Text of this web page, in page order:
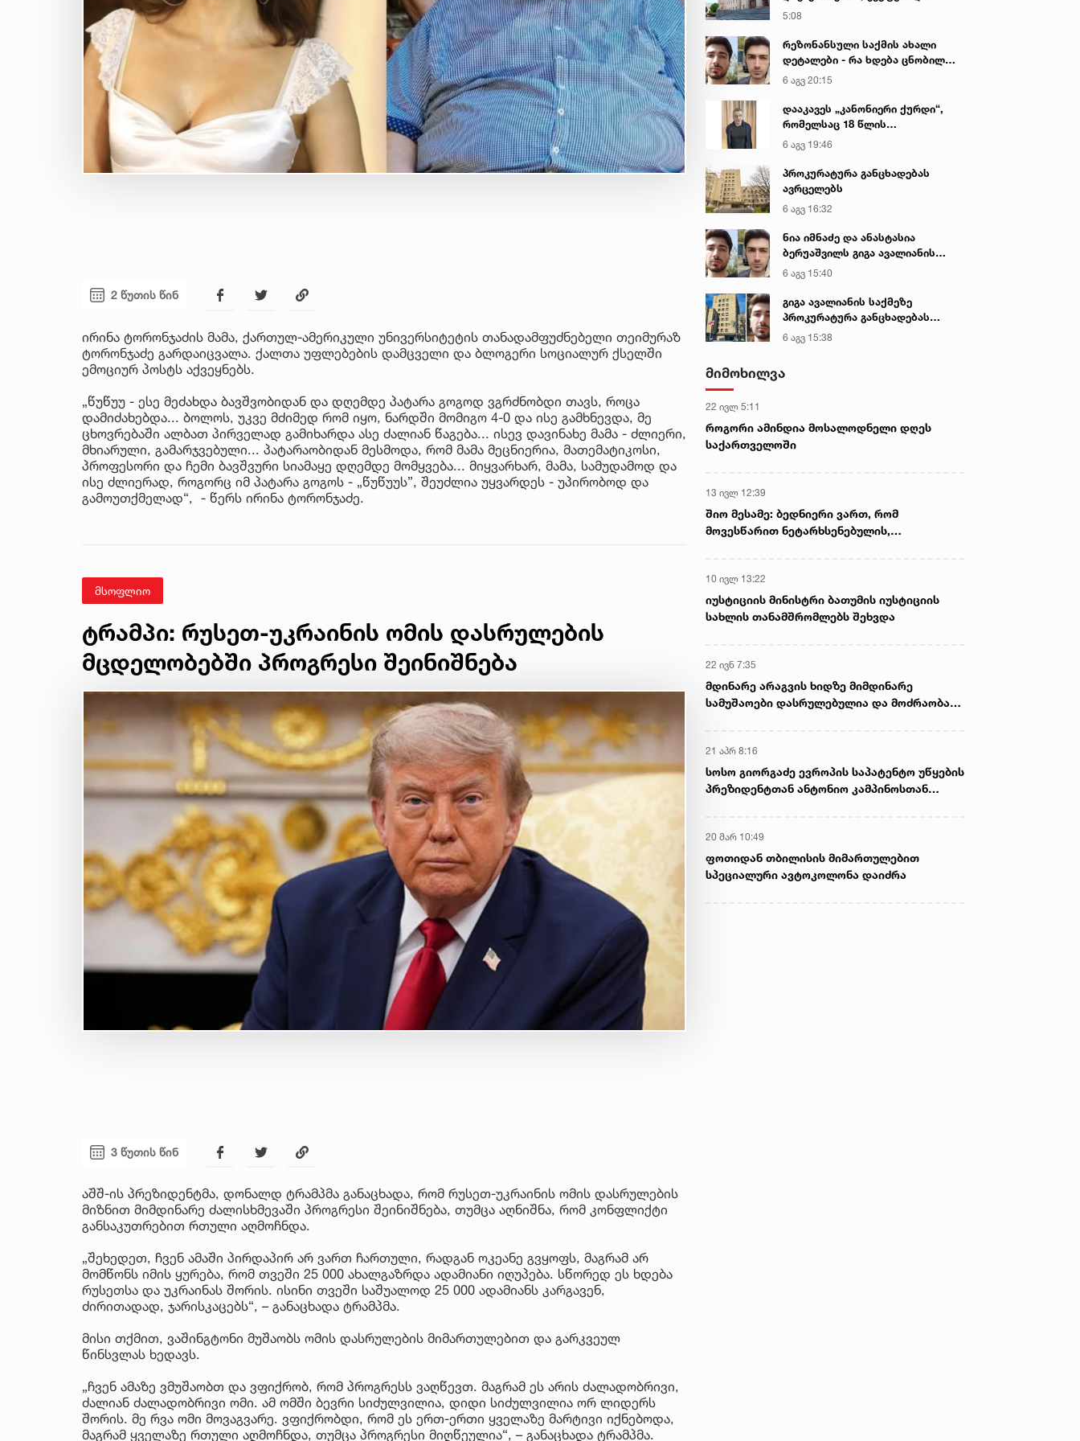
2 წუთის წინ
ირინა ტორონჯაძის მამა, ქართულ-ამერიკული უნივერსიტეტის თანადამფუძნებელი თეიმურაზ
ტორონჯაძე გარდაიცვალა. ქალთა უფლებების დამცველი და ბლოგერი სოციალურ ქსელში
ემოციურ პოსტს აქვეყნებს.
„წუწუუ - ესე მეძახდა ბავშვობიდან და დღემდე პატარა გოგოდ ვგრძნობდი თავს, როცა
დამიძახებდა... ბოლოს, უკვე მძიმედ რომ იყო, ნარდში მომიგო 4-0 და ისე გამხნევდა, მე
ცხოვრებაში ალბათ პირველად გამიხარდა ასე ძალიან წაგება... ისევ დავინახე მამა - ძლიერი,
მხიარული, გამარჯვებული... პატარაობიდან მესმოდა, რომ მამა მეცნიერია, მათემატიკოსი,
პროფესორი და ჩემი ბავშვური სიამაყე დღემდე მომყვება... მიყვარხარ, მამა, სამუდამოდ და
ისე ძლიერად, როგორც იმ პატარა გოგოს - „წუწუუს”, შეუძლია უყვარდეს - უპირობოდ და
გამოუთქმელად“, - წერს ირინა ტორონჯაძე.
მსოფლიო
ტრამპი: რუსეთ-უკრაინის ომის დასრულების
მცდელობებში პროგრესი შეინიშნება
3 წუთის წინ
აშშ-ის პრეზიდენტმა, დონალდ ტრამპმა განაცხადა, რომ რუსეთ-უკრაინის ომის დასრულების
მიზნით მიმდინარე ძალისხმევაში პროგრესი შეინიშნება, თუმცა აღნიშნა, რომ კონფლიქტი
განსაკუთრებით რთული აღმოჩნდა.
„შეხედეთ, ჩვენ ამაში პირდაპირ არ ვართ ჩართული, რადგან ოკეანე გვყოფს, მაგრამ არ
მომწონს იმის ყურება, რომ თვეში 25 000 ახალგაზრდა ადამიანი იღუპება. სწორედ ეს ხდება
რუსეთსა და უკრაინას შორის. ისინი თვეში საშუალოდ 25 000 ადამიანს კარგავენ,
ძირითადად, ჯარისკაცებს“, – განაცხადა ტრამპმა.
მისი თქმით, ვაშინგტონი მუშაობს ომის დასრულების მიმართულებით და გარკვეულ
წინსვლას ხედავს.
„ჩვენ ამაზე ვმუშაობთ და ვფიქრობ, რომ პროგრესს ვაღწევთ. მაგრამ ეს არის ძალადობრივი,
ძალიან ძალადობრივი ომი. ამ ომში ბევრი სიძულვილია, დიდი სიძულვილია ორ ლიდერს
შორის. მე რვა ომი მოვაგვარე. ვფიქრობდი, რომ ეს ერთ-ერთი ყველაზე მარტივი იქნებოდა,
მაგრამ ყველაზე რთული აღმოჩნდა, თუმცა პროგრესი მიღწეულია“, – განაცხადა ტრამპმა.
ჯანმრთელობის განზრახ მძიმე
ნია იმნაძისა და განსაკუთრებით
მძიმე დანაშაულის
ანასტასია ბერუაშვილის
სასამართლო პროცესი,
სავარაუდოდ, დღეს გაიმართება
5:08
რეზონანსული საქმის ახალი
დეტალები - რა ხდება ცნობილი
გიგა ავალიანის მკვლელობაზე
6 აგვ 20:15
დააკავეს „კანონიერი ქურდი“,
რომელსაც 18 წლის
განმავლობაში ეძებდნენ
6 აგვ 19:46
პროკურატურა განცხადებას
ავრცელებს
6 აგვ 16:32
ნია იმნაძე და ანასტასია
ბერუაშვილს გიგა ავალიანის
საქმეზე ბრალი წარედგინათ
6 აგვ 15:40
გიგა ავალიანის საქმეზე
პროკურატურა განცხადებას
ავრცელებს
6 აგვ 15:38
მიმოხილვა
22 ივლ 5:11
როგორი ამინდია მოსალოდნელი დღეს
საქართველოში
13 ივლ 12:39
შიო მესამე: ბედნიერი ვართ, რომ
მოვესწარით ნეტარხსენებულის,
10 ივლ 13:22
იუსტიციის მინისტრი ბათუმის იუსტიციის
სახლის თანამშრომლებს შეხვდა
22 ივნ 7:35
მდინარე არაგვის ხიდზე მიმდინარე
სამუშაოები დასრულებულია და მოძრაობა
21 აპრ 8:16
სოსო გიორგაძე ევროპის საპატენტო უწყების
პრეზიდენტთან ანტონიო კამპინოსთან
20 მარ 10:49
ფოთიდან თბილისის მიმართულებით
სპეციალური ავტოკოლონა დაიძრა